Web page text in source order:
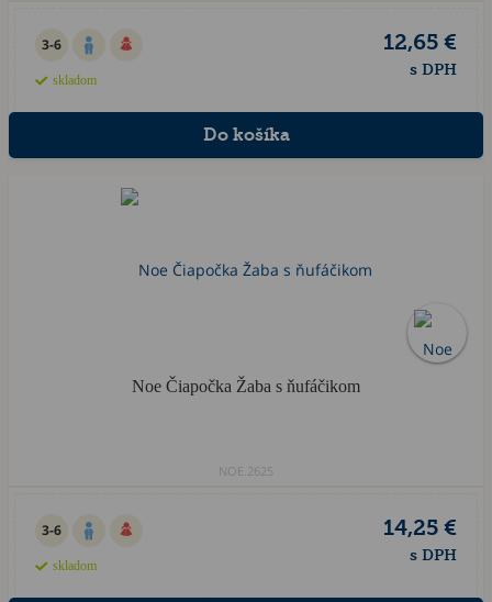
3-6
skladom
12,65 €
s DPH
Noe Čiapočka Žaba s ňufáčikom
NOE.2625
3-6
skladom
14,25 €
s DPH